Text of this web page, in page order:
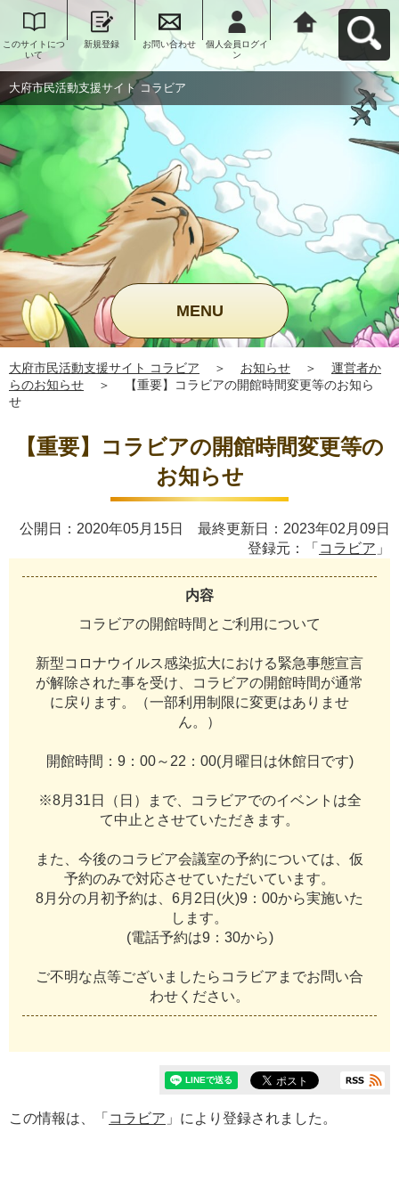
このサイトにつ
いて
新規登録 お問い合わせ
個人会員ログイ
ン
大府市民活動支
援サイト コラビ
アへ戻る
大府市民活動支援サイト コラビア
MENU
大府市民活動支援サイト コラビア ＞ お知らせ ＞
運営者か
らのお知らせ
＞
【重要】コラビアの開館時間変更等のお知ら
せ
【重要】コラビアの開館時間変更等の
お知らせ
公開日：2020年05月15日 最終更新日：2023年02月09日
登録元：「 コラビア 」
内容
コ ラ ビアの開館時間 と ご利 用 について
新型コ ロナウイ ルス感染拡大における緊急事態宣言
が解除さ れた事を受け コ ラ ビアの開館時間が通常
に 戻 り ま す。 （一部利 用制 限に変更はあ り ま せ
ん。 ）
開館時間 ： 9： 00～ 22 ： 00(月 曜 日 は休館日 です)
※8月 31 日 （ 日 ） ま で、 コ ラ ビアでのイベン ト は全
て中 止 と させていただき ま す。
ま た 今後のコ ラ ビア会議室の予約については
仮
予約のみで対応させていただいてい ま す。
8月 分の月 初予約は 6月 2 日 (火)9 ： 00から実施いた
し ま す。
(電話予約は9： 30から)
ご不明な点等ござい ま した ら コ ラ ビア ま でお問い合
わせ く ださ い。
この情報は、「 コラビア 」により登録されました。